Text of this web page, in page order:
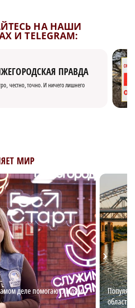
НА НАШИ
И TELEGRAM:
ПРАВДА
честно, точно. И ничего лишнего
МИР
деле помогают людям
области